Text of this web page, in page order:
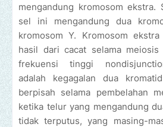
mengandung kromosom ekstra.
sel ini mengandung dua
kromosom Y. Kromosom
hasil dari cacat selama meiosis
frekuensi tinggi
adalah kegagalan dua
berpisah selama pembelahan
ketika telur yang mengandung
tidak terputus, yang masing-